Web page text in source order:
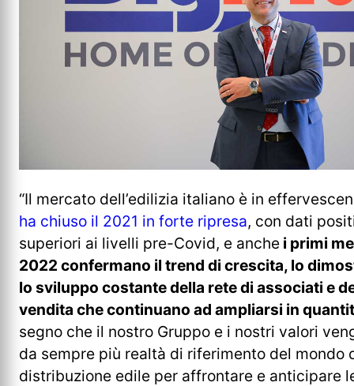
“Il mercato dell’edilizia italiano è in
ha chiuso il 2021 in forte ripresa, con dati
superiori ai livelli pre-Covid, e anche i primi
2022 confermano il trend di crescita, lo
lo sviluppo costante della rete di associati e
vendita che continuano ad ampliarsi in
segno che il nostro Gruppo e i nostri valori
da sempre più realtà di riferimento del mondo
distribuzione edile per affrontare e anticipare